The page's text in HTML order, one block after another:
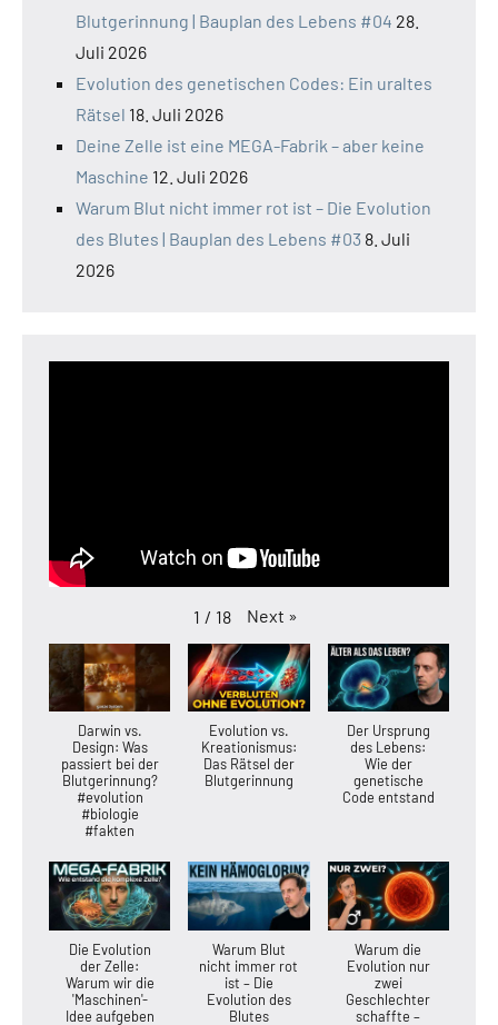
Blutgerinnung | Bauplan des Lebens #04 28.
Juli 2026
Evolution des genetischen Codes: Ein uraltes
Rätsel 18. Juli 2026
Deine Zelle ist eine MEGA-Fabrik – aber keine
Maschine 12. Juli 2026
Warum Blut nicht immer rot ist – Die Evolution
des Blutes | Bauplan des Lebens #03 8. Juli
2026
1 / 18 Next »
Darwin vs.
Design: Was
passiert bei der
Blutgerinnung?
#evolution
#biologie
#fakten
Evolution vs.
Kreationismus:
Das Rätsel der
Blutgerinnung
Der Ursprung
des Lebens:
Wie der
genetische
Code entstand
Die Evolution
der Zelle:
Warum wir die
'Maschinen'-
Idee aufgeben
Warum Blut
nicht immer rot
ist – Die
Evolution des
Blutes
Warum die
Evolution nur
zwei
Geschlechter
schaffte –